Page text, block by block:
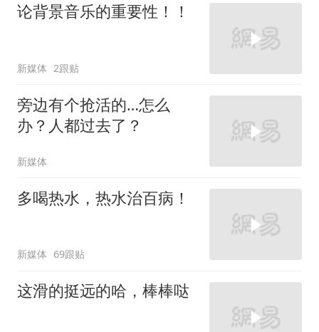
论背景音乐的重要性！！
新媒体 2跟贴
旁边有个抢活的…怎么
办？人都过去了？
新媒体
多喝热水，热水治百病！
新媒体 69跟贴
这滑的挺远的哈，棒棒哒